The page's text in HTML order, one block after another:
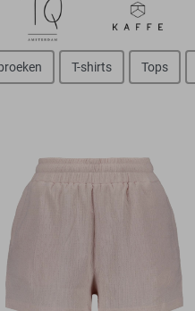
T-shirts Tops